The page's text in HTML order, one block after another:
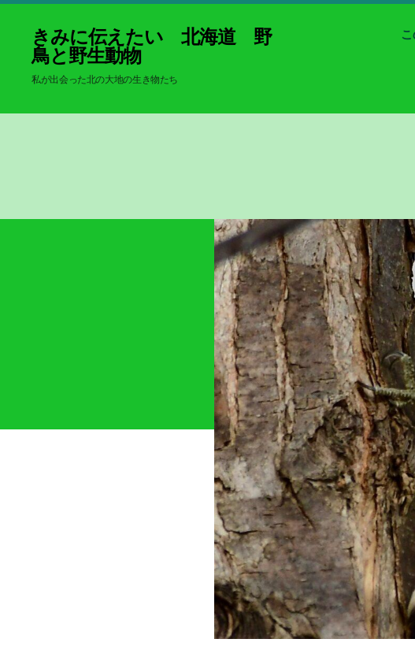
きみに伝えたい 北海道 野
鳥と野生動物
私が出会った北の大地の生き物たち